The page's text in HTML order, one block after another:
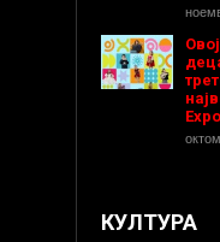
Expo
КУЛТУРА